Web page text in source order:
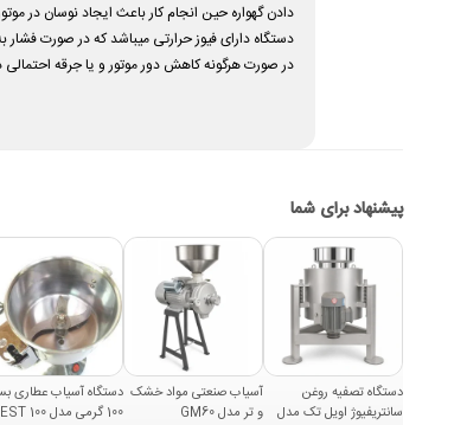
دادن گهواره حین انجام کار باعث ایجاد نوسان در
دستگاه دارای فیوز حرارتی میباشد که در صورت
در صورت هرگونه کاهش دور موتور و یا جرقه احتمالی
پیشنهاد برای شما
دستگاه تصفیه روغن
سانتریفیوژ اویل تک مدل
آسیاب صنعتی مواد خشک
و تر مدل GM60
دستگاه آسیاب عطاری
100 گرمی مدل BEST 100